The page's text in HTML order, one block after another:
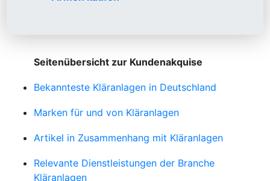
Seitenübersicht zur Kundenakquise
Bekannteste Kläranlagen in Deutschland
Marken für und von Kläranlagen
Artikel in Zusammenhang mit Kläranlagen
Relevante Dienstleistungen der Branche
Kläranlagen